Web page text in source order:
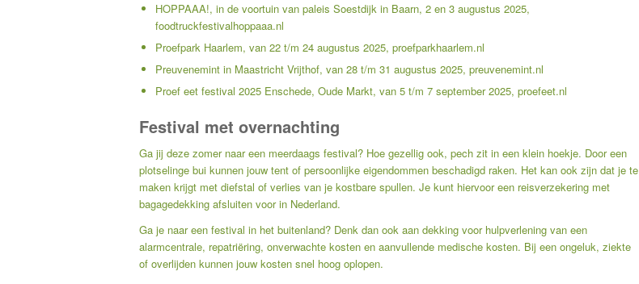
HOPPAAA!, in de voortuin van paleis Soestdijk in Baarn, 2 en 3 augustus 2025,
foodtruckfestivalhoppaaa.nl
Proefpark Haarlem, van 22 t/m 24 augustus 2025, proefparkhaarlem.nl
Preuvenemint in Maastricht Vrijthof, van 28 t/m 31 augustus 2025, preuvenemint.nl
Proef eet festival 2025 Enschede, Oude Markt, van 5 t/m 7 september 2025, proefeet.nl
Festival met overnachting
Ga jij deze zomer naar een meerdaags festival? Hoe gezellig ook, pech zit in een klein hoekje. Door een
plotselinge bui kunnen jouw tent of persoonlijke eigendommen beschadigd raken. Het kan ook zijn dat je te
maken krijgt met diefstal of verlies van je kostbare spullen. Je kunt hiervoor een reisverzekering met
bagagedekking afsluiten voor in Nederland.
Ga je naar een festival in het buitenland? Denk dan ook aan dekking voor hulpverlening van een
alarmcentrale, repatriëring, onverwachte kosten en aanvullende medische kosten. Bij een ongeluk, ziekte
of overlijden kunnen jouw kosten snel hoog oplopen.